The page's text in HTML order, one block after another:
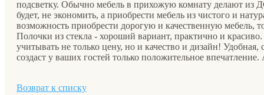
подсветку. Обычно мебель в прихожую комнату делают
будет, не экономить, а приобрести мебель из чистого и
возможность приобрести дорогую и качественную мебель,
Полочки из стекла - хороший вариант, практично и
учитывать не только цену, но и качество и дизайн!
создаст у ваших гостей только положительное
Возврат к списку